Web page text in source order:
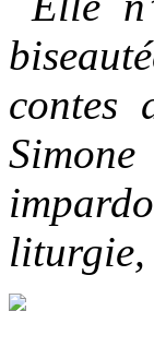
contes
liturgie,